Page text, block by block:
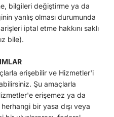
bilgileri değiştirme ya da
yanlış olması durumunda
iptal etme hakkını saklı
bile).
erişebilir ve Hizmetler'i
Şu amaçlarla
erişemez ya da
bir yasa dışı veya